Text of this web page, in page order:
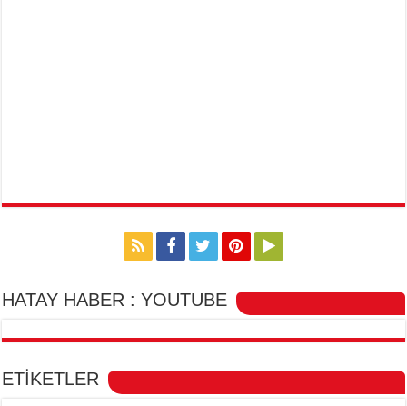
HATAY HABER : YOUTUBE
ETİKETLER